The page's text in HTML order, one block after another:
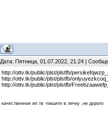
Дата: Пятница, 01.07.2022, 21:24 |
http://ottv.tk/public/plst/plstfb/
http://ottv.tk/public/plst/plstfb/
http://ottv.tk/public/plst/plstfb/
качественное ип тв -пишите в личку ,не дорого